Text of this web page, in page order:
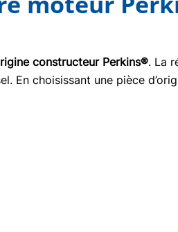
constructeur Perkins®. La
En choisissant une pièce